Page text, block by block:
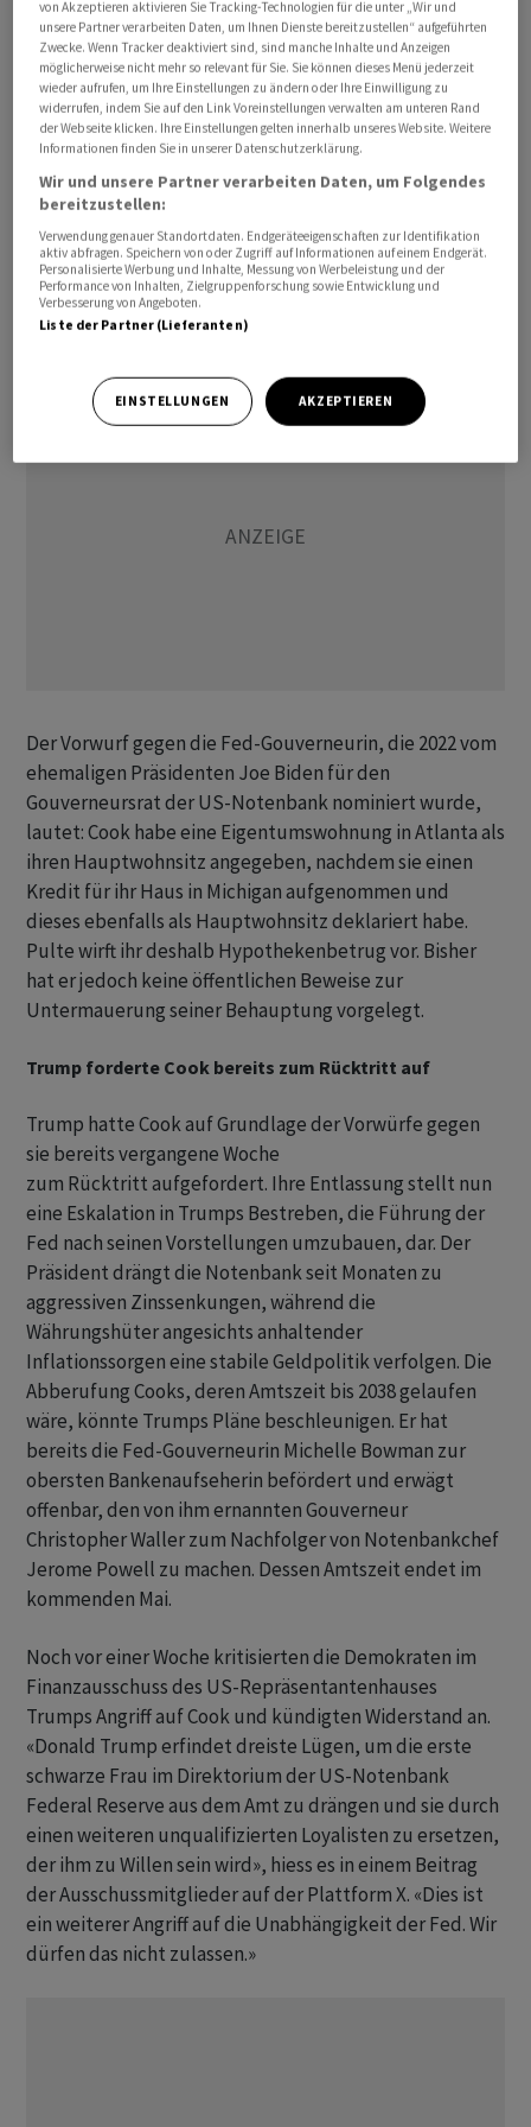
Lisa Cook, die erste afroamerikanische Frau im
Gouverneursrat der US-Notenbank Federal Reserve
(Fed), hatte bisher alle Forderungen nach ihrem
Rücktritt zurückgewiesen. «Ich habe nicht die Absicht,
mich wegen einiger in einem Tweet aufgeworfener
Fragen zum Rücktritt von meinem Amt drängen zu
lassen», sagte sie am 20. August. «Ich habe die Absicht,
Mitglied der Federal Reserve ernst zu nehmen, und so
sammle ich die genauen Informationen, um alle
legitimen Fragen zu beantworten und die Fakten zu
liefern», so Cook weiter.
Der Vorwurf gegen die Fed-Gouverneurin, die 2022 vom
ehemaligen Präsidenten Joe Biden für den
Gouverneursrat der US-Notenbank nominiert wurde,
lautet: Cook habe eine Eigentumswohnung in Atlanta als
ihren Hauptwohnsitz angegeben, nachdem sie einen
Kredit für ihr Haus in Michigan aufgenommen und
dieses ebenfalls als Hauptwohnsitz deklariert habe.
Pulte wirft ihr deshalb Hypothekenbetrug vor. Bisher
hat er jedoch keine öffentlichen Beweise zur
Untermauerung seiner Behauptung vorgelegt.
Trump forderte Cook bereits zum Rücktritt auf
Trump hatte Cook auf Grundlage der Vorwürfe gegen
sie bereits vergangene Woche
zum Rücktritt aufgefordert. Ihre Entlassung stellt nun
eine Eskalation in Trumps Bestreben, die Führung der
Fed nach seinen Vorstellungen umzubauen, dar. Der
Präsident drängt die Notenbank seit Monaten zu
aggressiven Zinssenkungen, während die
Währungshüter angesichts anhaltender
Inflationssorgen eine stabile Geldpolitik verfolgen. Die
Abberufung Cooks, deren Amtszeit bis 2038 gelaufen
wäre, könnte Trumps Pläne beschleunigen. Er hat
bereits die Fed-Gouverneurin Michelle Bowman zur
obersten Bankenaufseherin befördert und erwägt
offenbar, den von ihm ernannten Gouverneur
Christopher Waller zum Nachfolger von Notenbankchef
Jerome Powell zu machen. Dessen Amtszeit endet im
kommenden Mai.
Noch vor einer Woche kritisierten die Demokraten im
Finanzausschuss des US-Repräsentantenhauses
Trumps Angriff auf Cook und kündigten Widerstand an.
«Donald Trump erfindet dreiste Lügen, um die erste
schwarze Frau im Direktorium der US-Notenbank
Federal Reserve aus dem Amt zu drängen und sie durch
einen weiteren unqualifizierten Loyalisten zu ersetzen,
der ihm zu Willen sein wird», hiess es in einem Beitrag
der Ausschussmitglieder auf der Plattform X. «Dies ist
ein weiterer Angriff auf die Unabhängigkeit der Fed. Wir
dürfen das nicht zulassen.»
von Akzeptieren aktivieren Sie Tracking-Technologien für die unter „Wir und
unsere Partner verarbeiten Daten, um Ihnen Dienste bereitzustellen“ aufgeführten
Zwecke. Wenn Tracker deaktiviert sind, sind manche Inhalte und Anzeigen
möglicherweise nicht mehr so relevant für Sie. Sie können dieses Menü jederzeit
wieder aufrufen, um Ihre Einstellungen zu ändern oder Ihre Einwilligung zu
widerrufen, indem Sie auf den Link Voreinstellungen verwalten am unteren Rand
der Webseite klicken. Ihre Einstellungen gelten innerhalb unseres Website. Weitere
Informationen finden Sie in unserer Datenschutzerklärung.
Wir und unsere Partner verarbeiten Daten, um Folgendes
bereitzustellen:
Verwendung genauer Standortdaten. Endgeräteeigenschaften zur Identifikation
aktiv abfragen. Speichern von oder Zugriff auf Informationen auf einem Endgerät.
Personalisierte Werbung und Inhalte, Messung von Werbeleistung und der
Performance von Inhalten, Zielgruppenforschung sowie Entwicklung und
Verbesserung von Angeboten.
Liste der Partner (Lieferanten)
EINSTELLUNGEN AKZEPTIEREN